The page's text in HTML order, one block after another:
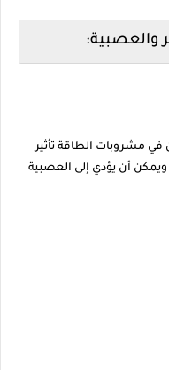
في مشروبات الطاقة تأثير
أن يؤدي إلى العصبية